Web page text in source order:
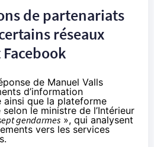
de partenariats
réseaux
de Manuel Valls
d’information
ainsi que la plateforme
le ministre de l’Intérieur
gendarmes », qui analysent
vers les services